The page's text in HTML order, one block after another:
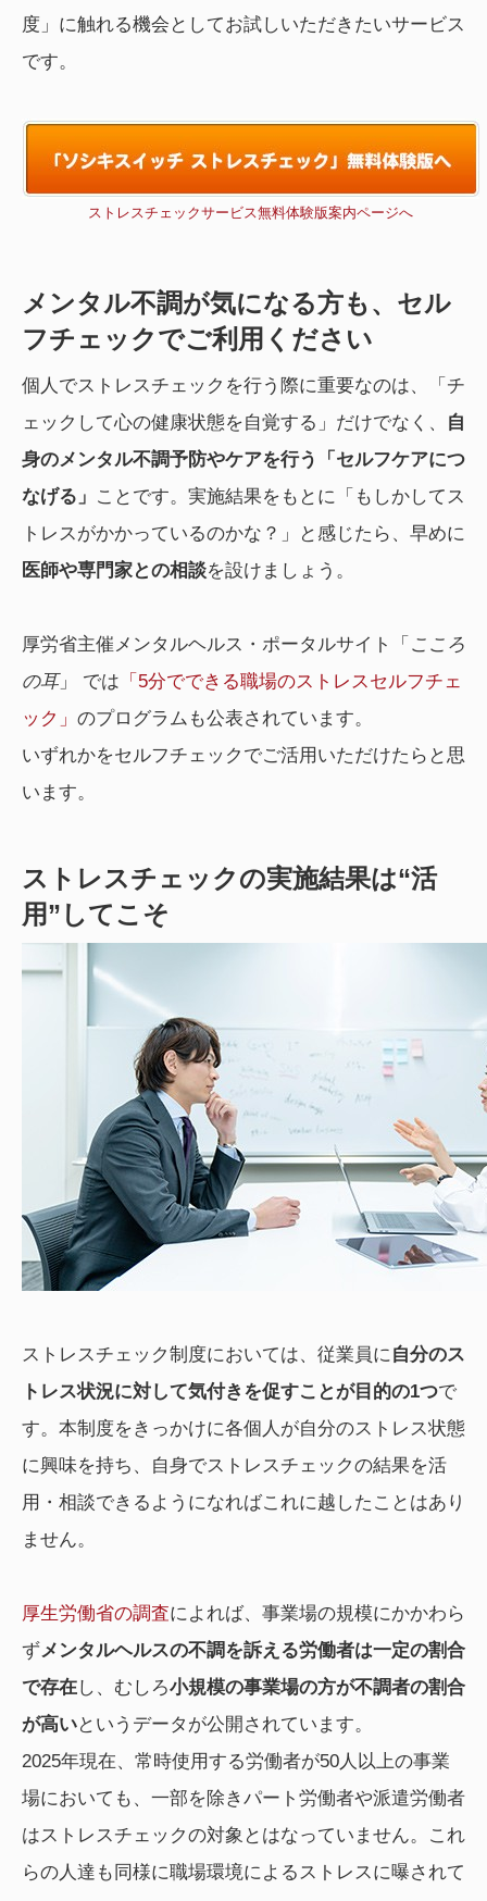
度」に触れる機会としてお試しいただきたいサービス
です。
ストレスチェックサービス無料体験版案内ページへ
メンタル不調が気になる方も、セル
フチェックでご利用ください
個人でストレスチェックを行う際に重要なのは、「チ
ェックして心の健康状態を自覚する」だけでなく、
自
身のメンタル不調予防やケアを行う「セルフケアにつ
なげる」 ことです。実施結果をもとに「もしかしてス
トレスがかかっているのかな？」と感じたら、早めに
医師や専門家との相談を設けましょう。
厚労省主催メンタルヘルス・ポータルサイト「 こころ
の耳 」 では 「5分でできる職場のストレスセルフチェ
ック」 のプログラムも公表されています。
いずれかをセルフチェックでご活用いただけたらと思
います。
ストレスチェックの実施結果は“活
用”してこそ
ストレスチェック制度においては、従業員に自分のス
トレス状況に対して気付きを促すことが目的の1つで
す。本制度をきっかけに各個人が自分のストレス状態
に興味を持ち、自身でストレスチェックの結果を活
用・相談できるようになればこれに越したことはあり
ません。
厚生労働省の調査によれば、事業場の規模にかかわら
ずメンタルヘルスの不調を訴える労働者は一定の割合
で存在し、むしろ小規模の事業場の方が不調者の割合
が高いというデータが公開されています。
2025年現在、常時使用する労働者が50人以上の事業
場においても、一部を除きパート労働者や派遣労働者
はストレスチェックの対象とはなっていません。これ
らの人達も同様に職場環境によるストレスに曝されて